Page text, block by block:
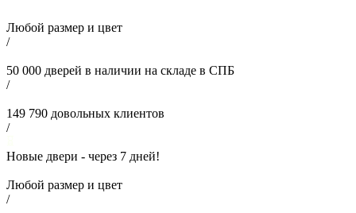
Любой размер и цвет
/
50 000 дверей в наличии на складе в СПБ
/
149 790 довольных клиентов
/
Новые двери - через 7 дней!
Любой размер и цвет
/